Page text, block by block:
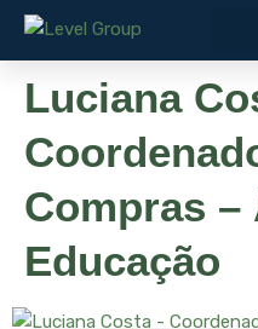
Luciana
Compras –
Educação